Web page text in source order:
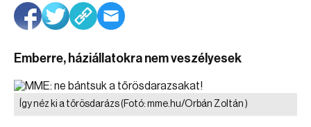
Emberre, háziállatokra nem veszélyesek
Így néz ki a tőrösdarázs(Fotó: mme.hu/Orbán Zoltán )